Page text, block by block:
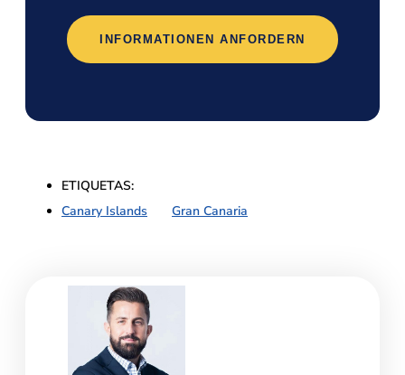
INFORMATIONEN ANFORDERN
ETIQUETAS:
Canary Islands
Gran Canaria